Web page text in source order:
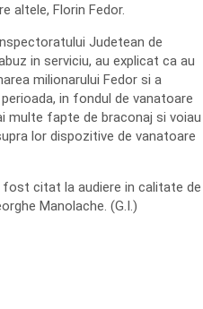
altele, Florin Fedor.
Judetean de
in serviciu, au explicat ca au
milionarului Fedor si a
in fondul de vanatoare
multe fapte de braconaj si voiau
lor dispozitive de vanatoare
fost citat la audiere in calitate de
Manolache. (G.I.)